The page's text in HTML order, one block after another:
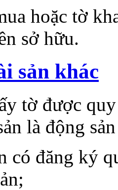
hoặc tờ
sở hữu.
sản khác
tờ được
là động
có đăng ký